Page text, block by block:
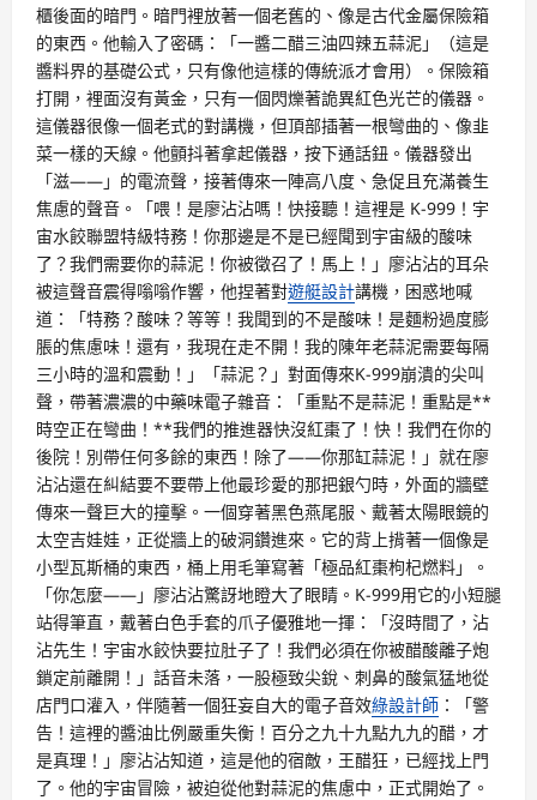
櫃後面的暗門。暗門裡放著一個老舊的、像是古代金屬保險箱
的東西。他輸入了密碼：「一醬二醋三油四辣五蒜泥」（這是
醬料界的基礎公式，只有像他這樣的傳統派才會用）。保險箱
打開，裡面沒有黃金，只有一個閃爍著詭異紅色光芒的儀器。
這儀器很像一個老式的對講機，但頂部插著一根彎曲的、像韭
菜一樣的天線。他顫抖著拿起儀器，按下通話鈕。儀器發出
「滋——」的電流聲，接著傳來一陣高八度、急促且充滿養生
焦慮的聲音。「喂！是廖沾沾嗎！快接聽！這裡是 K-999！宇
宙水餃聯盟特級特務！你那邊是不是已經聞到宇宙級的酸味
了？我們需要你的蒜泥！你被徵召了！馬上！」廖沾沾的耳朵
被這聲音震得嗡嗡作響，他捏著對遊艇設計講機，困惑地喊
道：「特務？酸味？等等！我聞到的不是酸味！是麵粉過度膨
脹的焦慮味！還有，我現在走不開！我的陳年老蒜泥需要每隔
三小時的溫和震動！」「蒜泥？」對面傳來K-999崩潰的尖叫
聲，帶著濃濃的中藥味電子雜音：「重點不是蒜泥！重點是**
時空正在彎曲！**我們的推進器快沒紅棗了！快！我們在你的
後院！別帶任何多餘的東西！除了——你那缸蒜泥！」就在廖
沾沾還在糾結要不要帶上他最珍愛的那把銀勺時，外面的牆壁
傳來一聲巨大的撞擊。一個穿著黑色燕尾服、戴著太陽眼鏡的
太空吉娃娃，正從牆上的破洞鑽進來。它的背上揹著一個像是
小型瓦斯桶的東西，桶上用毛筆寫著「極品紅棗枸杞燃料」。
「你怎麼——」廖沾沾驚訝地瞪大了眼睛。K-999用它的小短腿
站得筆直，戴著白色手套的爪子優雅地一揮：「沒時間了，沾
沾先生！宇宙水餃快要拉肚子了！我們必須在你被醋酸離子炮
鎖定前離開！」話音未落，一股極致尖銳、刺鼻的酸氣猛地從
店門口灌入，伴隨著一個狂妄自大的電子音效綠設計師 ：「警
告！這裡的醬油比例嚴重失衡！百分之九十九點九九的醋，才
是真理！」廖沾沾知道，這是他的宿敵，王醋狂，已經找上門
了。他的宇宙冒險，被迫從他對蒜泥的焦慮中，正式開始了。